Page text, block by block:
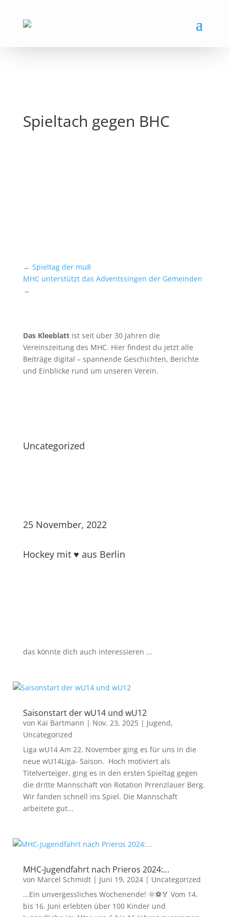
Spieltach gegen BHC
← Spieltag der mu8
MHC unterstützt das Adventssingen der Gemeinden
→
Das Kleeblattist seit über 30 Jahren die
Vereinszeitung des MHC. Hier findest du jetzt alle
Beiträge digital – spannende Geschichten, Berichte
und Einblicke rund um unseren Verein.
Uncategorized
25 November, 2022
Hockey mit ♥ aus Berlin
das könnte dich auch interessieren ...
Saisonstart der wU14 und wU12
von Kai Bartmann | Nov. 23, 2025| Jugend,
Uncategorized
Liga wU14 Am 22. November ging es für uns in die
neue wU14Liga- Saison. Hoch motiviert als
Titelverteiger, ging es in den ersten Spieltag gegen
die dritte Mannschaft von Rotation Prrenzlauer Berg.
Wir fanden schnell ins Spiel. Die Mannschaft
arbeitete gut...
MHC-Jugendfahrt nach Prieros 2024:…
von Marcel Schmidt| Juni 19, 2024| Uncategorized
...Ein unvergessliches Wochenende! 🌞⚽🏅 Vom 14.
bis 16. Juni erlebten über 100 Kinder und